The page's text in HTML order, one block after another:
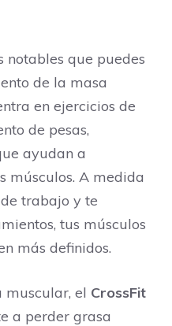
notables que puedes
de la masa
en ejercicios de
de pesas,
ayudan a
músculos. A medida
trabajo y te
tus músculos
más definidos.
el CrossFit
a perder grasa